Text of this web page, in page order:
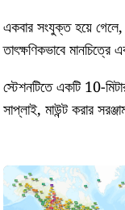
একবার সংযুক্ত হয়ে
তাৎক্ষণিকভাবে
স্টেশনটিতে একটি 10-
সাপ্লাই, মাউন্ট করার